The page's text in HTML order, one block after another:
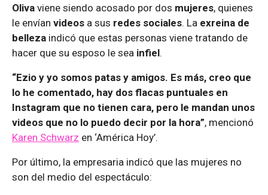
Oliva viene siendo acosado por dos mujeres, quienes
le envían videos a sus redes sociales. La exreina de
belleza indicó que estas personas viene tratando de
hacer que su esposo le sea infiel.
“Ezio y yo somos patas y amigos. Es más, creo que
lo he comentado, hay dos flacas puntuales en
Instagram que no tienen cara, pero le mandan unos
videos que no lo puedo decir por la hora”, mencionó
Karen Schwarz en ‘América Hoy’.
Por último, la empresaria indicó que las mujeres no
son del medio del espectáculo: